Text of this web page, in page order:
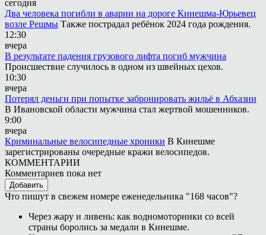
сегодня
Два человека погибли в аварии на дороге Кинешма-Юрьевец
возле Решмы Также пострадал ребёнок 2024 года рождения.
12:30
вчера
В результате падения грузового лифта погиб мужчина
Происшествие случилось в одном из швейных цехов.
10:30
вчера
Потерял деньги при попытке забронировать жильё в Абхазии
В Ивановской области мужчина стал жертвой мошенников.
9:00
вчера
Криминальные велосипедные хроники В Кинешме
зарегистрированы очередные кражи велосипедов.
КОММЕНТАРИИ
Комментариев пока нет
Добавить
Что пишут в свежем номере еженедельника "168 часов"?
Через жару и ливень: как водномоторники со всей
страны боролись за медали в Кинешме.